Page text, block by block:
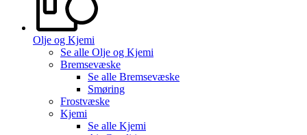
Olje og Kjemi
Se alle Olje og Kjemi
Bremsevæske
Se alle Bremsevæske
Smøring
Frostvæske
Kjemi
Se alle Kjemi